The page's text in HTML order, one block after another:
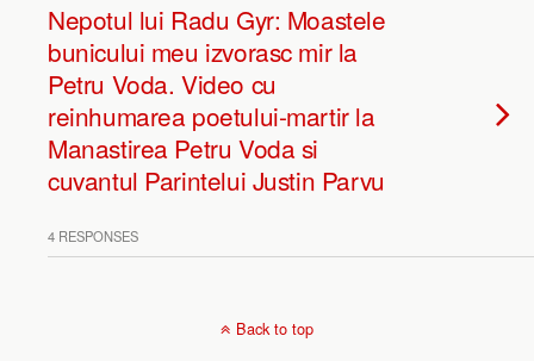
Nepotul lui Radu Gyr: Moastele
bunicului meu izvorasc mir la
Petru Voda. Video cu
reinhumarea poetului-martir la
Manastirea Petru Voda si
cuvantul Parintelui Justin Parvu
4 RESPONSES
Back to top